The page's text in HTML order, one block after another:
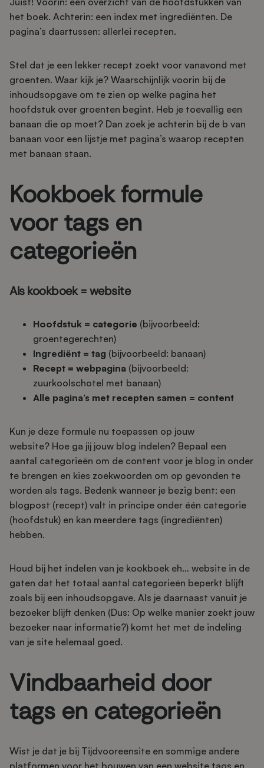
het boek. Achterin: een index met ingrediënten. De
pagina’s daartussen: allerlei recepten.
Stel dat je een lekker recept zoekt voor vanavond met
groenten. Waar kijk je? Waarschijnlijk voorin bij de
inhoudsopgave om te zien op welke pagina het
hoofdstuk over groenten begint. Heb je toevallig een
banaan die op moet? Dan zoek je achterin bij de b van
banaan voor een lijstje met pagina’s waarop recepten
met banaan staan.
Kookboek formule
voor tags en
categorieën
Als kookboek = website
Hoofdstuk = categorie (bijvoorbeeld:
groentegerechten)
Ingrediënt = tag (bijvoorbeeld: banaan)
Recept = webpagina (bijvoorbeeld:
zuurkoolschotel met banaan)
Alle pagina’s met recepten samen = content
Kun je deze formule nu toepassen op jouw
website? Hoe ga jij jouw blog indelen? Bepaal een
aantal categorieën om de content voor je blog in onder
te brengen en kies zoekwoorden om op gevonden te
worden als tags. Bedenk wanneer je bezig bent: een
blogpost (recept) valt in principe onder één categorie
(hoofdstuk) en kan meerdere tags (ingrediënten)
hebben.
Houd bij het indelen van je kookboek eh… website in de
gaten dat het totaal aantal categorieën beperkt blijft
zoals bij een inhoudsopgave. Als je daarnaast vanuit je
bezoeker blijft denken (Dus: Op welke manier zoekt jouw
bezoeker naar informatie?) komt het met de indeling
van je site helemaal goed.
Vindbaarheid door
tags en categorieën
Wist je dat je bij Tijdvooreensite en sommige andere
platformen voor het bouwen van een website tags en